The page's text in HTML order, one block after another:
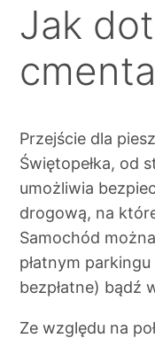
Jak
Przejście dla
Świętopełka, od
umożliwia
drogową, na
Samochód
płatnym
bezpłatne) bądź
Ze względu na